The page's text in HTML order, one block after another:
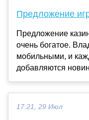
Предложение
Предложение
очень богатое.
мобильными, и
добавляются
17:21, 29 Июл